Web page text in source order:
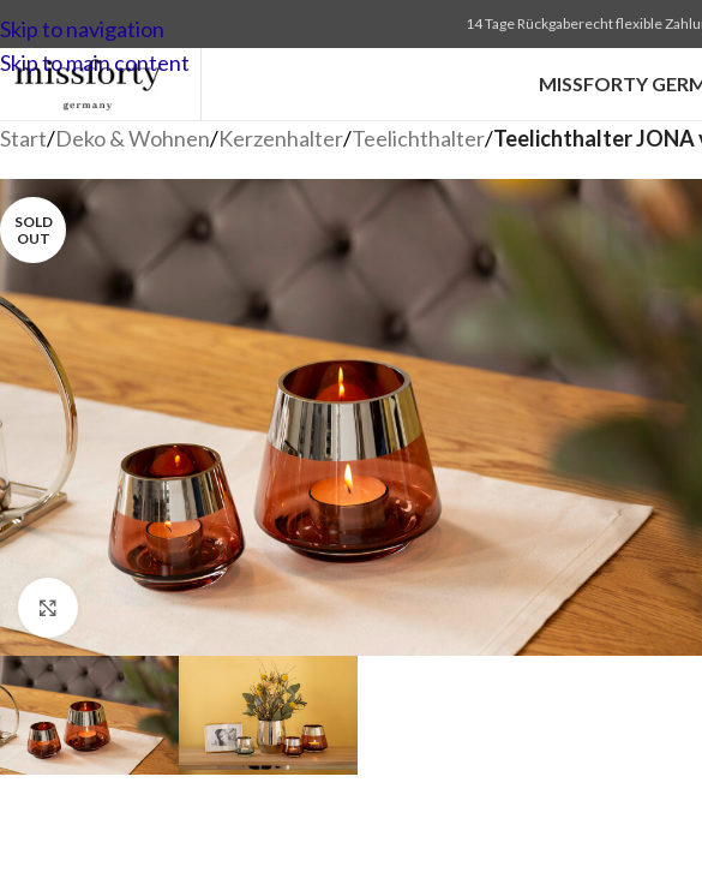
Skip to navigation
Skip to main content
14 Tage Rückgaberecht flexible
MISSFORTY
Start/Deko & Wohnen/Kerzenhalter/Teelichthalter/Teelichthalter JONA
SOLD
OUT
Click to enlarge